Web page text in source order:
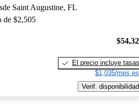
Saint Augustine, FL
de $2,505
El precio incluye tasas
$1,035/mes
Verif. disponibilidad